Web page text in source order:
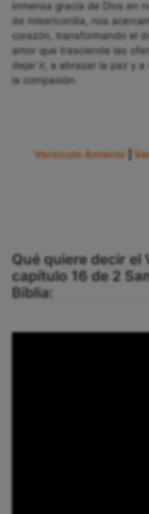
inmensa gracia de Dios en
de misericordia, nos
corazón, transformando el
amor que trasciende las
dejar ir, a abrazar la paz y
la compasión.
Versículo Anterior
Qué quiere decir el
capítulo 16 de 2
Biblia: